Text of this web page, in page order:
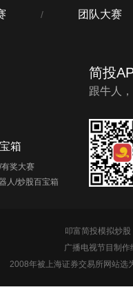
/ 团队大赛
箱
奖大赛
人/炒股百宝箱
简投
跟牛人
叩富简投模拟炒
广播电视节目制
2008年被上海证券交易所网站选